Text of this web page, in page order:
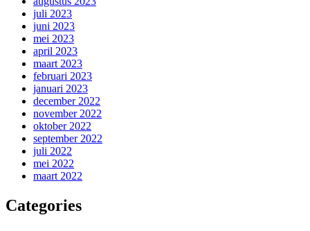
juli 2023
juni 2023
mei 2023
april 2023
maart 2023
februari 2023
januari 2023
december 2022
november 2022
oktober 2022
september 2022
juli 2022
mei 2022
maart 2022
Categories